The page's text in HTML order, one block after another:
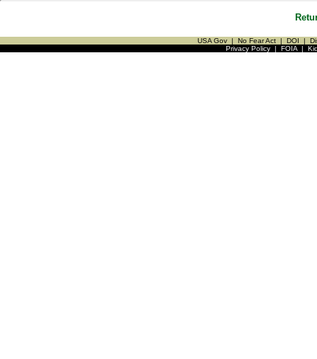
USA Gov | No Fear Act | DOI |
Privacy Policy| FOIA|